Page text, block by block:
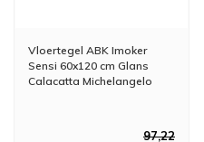
Vloertegel ABK Imoker
Sensi 60x120 cm Glans
Calacatta Michelangelo
97,22